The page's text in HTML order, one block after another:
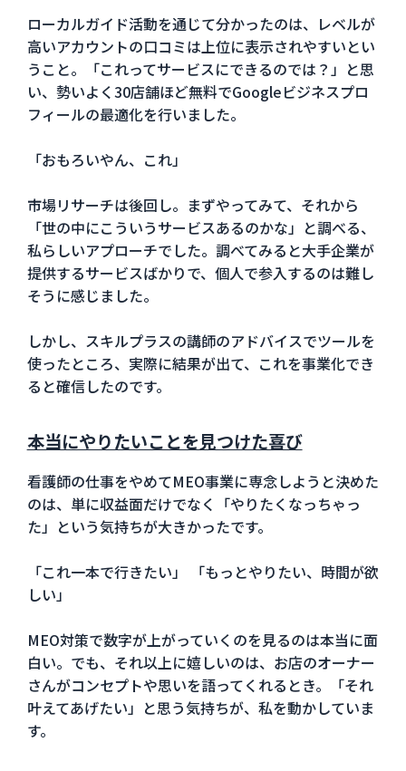
ローカルガイド活動を通じて分かったのは、レベルが
高いアカウントの口コミは上位に表示されやすいとい
うこと。「これってサービスにできるのでは？」と思
い、勢いよく30店舗ほど無料でGoogleビジネスプロ
フィールの最適化を行いました。
「おもろいやん、これ」
市場リサーチは後回し。まずやってみて、それから
「世の中にこういうサービスあるのかな」と調べる、
私らしいアプローチでした。調べてみると大手企業が
提供するサービスばかりで、個人で参入するのは難し
そうに感じました。
しかし、スキルプラスの講師のアドバイスでツールを
使ったところ、実際に結果が出て、これを事業化でき
ると確信したのです。
本当にやりたいことを見つけた喜び
看護師の仕事をやめてMEO事業に専念しようと決めた
のは、単に収益面だけでなく「やりたくなっちゃっ
た」という気持ちが大きかったです。
「これ一本で行きたい」 「もっとやりたい、時間が欲
しい」
MEO対策で数字が上がっていくのを見るのは本当に面
白い。でも、それ以上に嬉しいのは、お店のオーナー
さんがコンセプトや思いを語ってくれるとき。「それ
叶えてあげたい」と思う気持ちが、私を動かしていま
す。